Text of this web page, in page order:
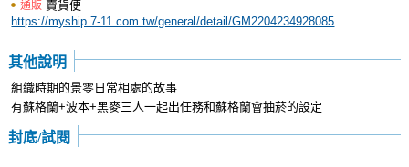
通販 賣貨便
https://myship.7-11.com.tw/general/detail/GM2204234928085
其他說明
組織時期的景零日常相處的故事
有蘇格蘭+波本+黑麥三人一起出任務和蘇格蘭會抽菸的設定
封底/試閱